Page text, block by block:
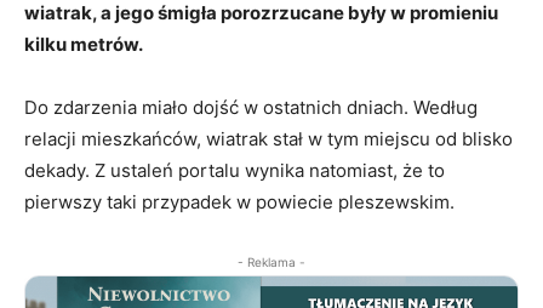
wiatrak, a jego śmigła porozrzucane były w promieniu
kilku metrów.
Do zdarzenia miało dojść w ostatnich dniach. Według
relacji mieszkańców, wiatrak stał w tym miejscu od blisko
dekady. Z ustaleń portalu wynika natomiast, że to
pierwszy taki przypadek w powiecie pleszewskim.
- Reklama -